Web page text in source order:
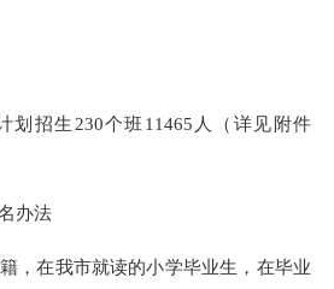
招生230个班11465人（详见附件
办法
在我市就读的小学毕业生，在毕业